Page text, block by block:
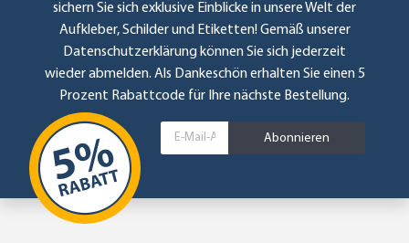
sichern Sie sich exklusive Einblicke in unsere Welt der
Aufkleber, Schilder und Etiketten! Gemäß unserer
Datenschutzerklärungkönnen Sie sich jederzeit
wieder abmelden. Als Dankeschön erhalten Sie einen 5
Prozent Rabattcode für Ihre nächste Bestellung.
Abonnieren